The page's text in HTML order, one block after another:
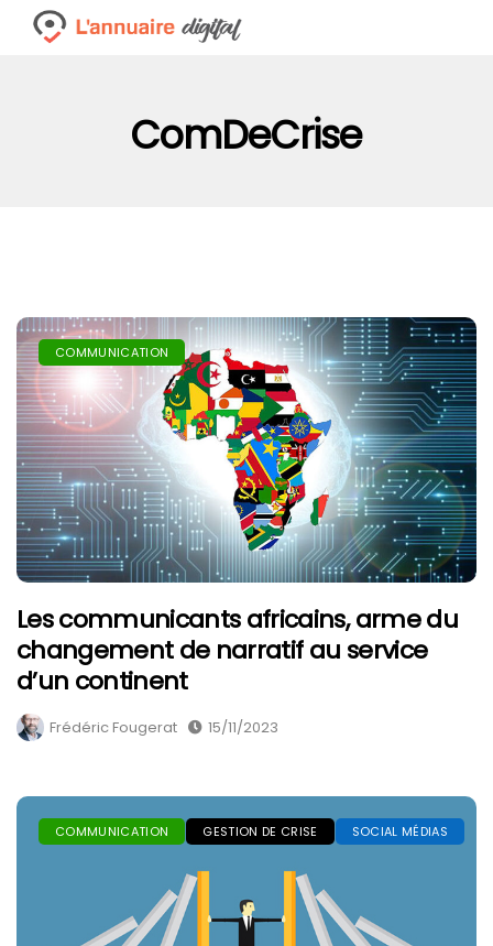
ComDeCrise
COMMUNICATION
Les communicants africains, arme du
changement de narratif au service
d’un continent
Frédéric Fougerat 15/11/2023
COMMUNICATION GESTION DE CRISE SOCIAL MÉDIAS